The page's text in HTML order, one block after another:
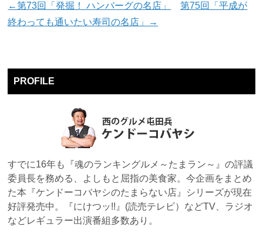
←第73回「発掘！ ハンバーグの名店」
第75回「平成が
終わっても通いたい寿司の名店」→
PROFILE
すでに16年も『魂のランキングルメ～たまラン～』の評議
委員長を務める、よしもと屈指の美食家。今企画をまとめ
た本『ケンドーコバヤシのたまらない店』シリーズが現在
好評発売中。『にけつッ!!』(読売テレビ）などTV、ラジオ
などレギュラー出演番組多数あり。